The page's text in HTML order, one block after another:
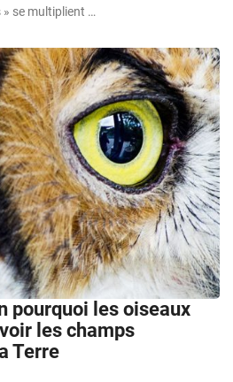
» se multiplient …
pourquoi les oiseaux
les champs
Terre